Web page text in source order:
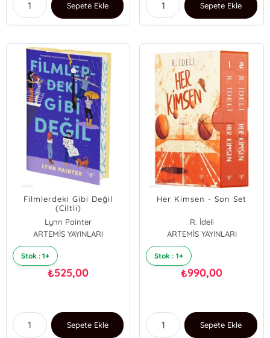
Sepete Ekle Sepete Ekle
Filmlerdeki Gibi Değil
(Ciltli)
Lynn Painter
ARTEMİS YAYINLARI
Stok : 1+
₺525,00
Sepete Ekle
Her Kimsen - Son Set
R. İdeli
ARTEMİS YAYINLARI
Stok : 1+
₺990,00
Sepete Ekle